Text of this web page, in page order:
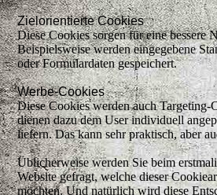
Zielorientierte Cookies
Diese Cookies sorgen für eine bessere
Beispielsweise werden eingegebene
oder Formulardaten gespeichert.
Werbe-Cookies
Diese Cookies werden auch Targeting-
dienen dazu dem User individuell
liefern. Das kann sehr praktisch, aber
Üblicherweise werden Sie beim
Website gefragt, welche dieser
möchten. Und natürlich wird diese